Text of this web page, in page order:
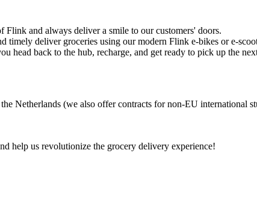
Flink and always deliver a smile to our customers' doors.
timely deliver groceries using our modern Flink e-bikes or e-
head back to the hub, recharge, and get ready to pick up the
Netherlands (we also offer contracts for non-EU international
help us revolutionize the grocery delivery experience!